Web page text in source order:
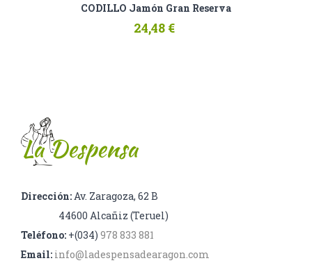
CODILLO Jamón Gran Reserva
24,48 €
Dirección: Av. Zaragoza, 62 B
44600 Alcañiz (Teruel)
Teléfono: +(034) 978 833 881
Email: info@ladespensadearagon.com